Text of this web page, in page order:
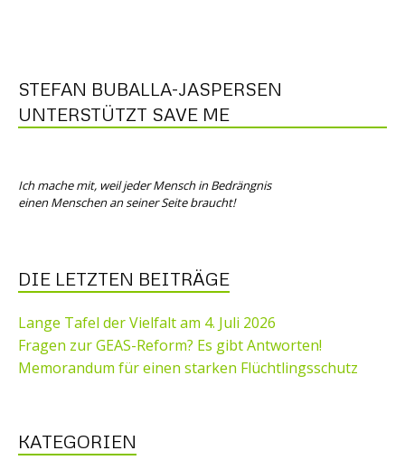
STEFAN BUBALLA-JASPERSEN
UNTERSTÜTZT SAVE ME
Ich mache mit, weil jeder Mensch in Bedrängnis
einen Menschen an seiner Seite braucht!
DIE LETZTEN BEITRÄGE
Lange Tafel der Vielfalt am 4. Juli 2026
Fragen zur GEAS-Reform? Es gibt Antworten!
Memorandum für einen starken Flüchtlingsschutz
KATEGORIEN